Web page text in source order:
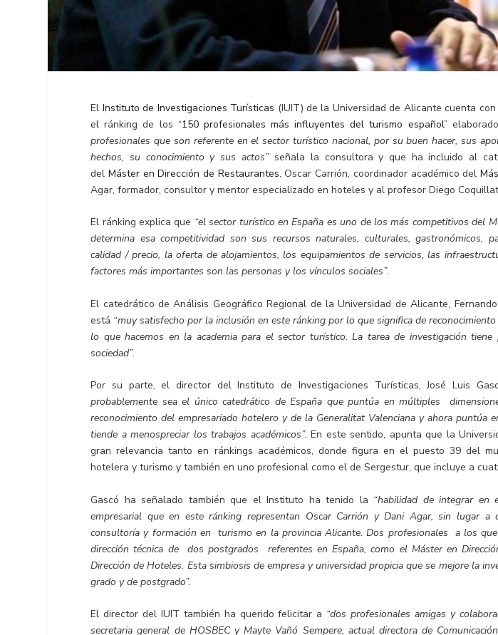
El Instituto de Investigaciones Turísticas (IUIT) de la Universidad de Alicante cuenta
el ránking de los “150 profesionales más influyentes del turismo español”
profesionales que son referente en el sector turístico nacional, por su buen hacer, sus
hechos, su conocimiento y sus actos”señala la consultora y que ha incluido al
del Máster en Dirección de Restaurantes, Oscar Carrión, coordinador académico del
Agar, formador, consultor y mentor especializado en hoteles y al profesor Diego
El ránking explica que “el sector turístico en España es uno de los más competitivos del
determina esa competitividad son sus recursos naturales, culturales, gastronómicos,
calidad / precio, la oferta de alojamientos, los equipamientos de servicios, las
factores más importantes son las personas y los vínculos sociales”.
El catedrático de Análisis Geográfico Regional de la Universidad de Alicante,
está “muy satisfecho por la inclusión en este ránking por lo que significa de
lo que hacemos en la academia para el sector turístico. La tarea de investigación
sociedad”.
Por su parte, el director del Instituto de Investigaciones Turísticas, José Luis
probablemente sea el único catedrático de España que puntúa en múltiples
reconocimiento del empresariado hotelero y de la Generalitat Valenciana y ahora puntúa
tiende a menospreciar los trabajos académicos”.En este sentido, apunta que la
gran relevancia tanto en ránkings académicos, donde figura en el puesto 39 del
hotelera y turismo y también en uno profesional como el de Sergestur, que incluye a
Gascó ha señalado también que el Instituto ha tenido la “habilidad de integrar en
empresarial que en este ránking representan Oscar Carrión y Dani Agar, sin lugar a
consultoría y formación en turismo en la provincia Alicante. Dos profesionales a los
dirección técnica de dos postgrados referentes en España, como el Máster en
Dirección de Hoteles. Esta simbiosis de empresa y universidad propicia que se mejore la
grado y de postgrado”.
El director del IUIT también ha querido felicitar a “dos profesionales amigas y
secretaria general de HOSBEC y Mayte Vañó Sempere, actual directora de